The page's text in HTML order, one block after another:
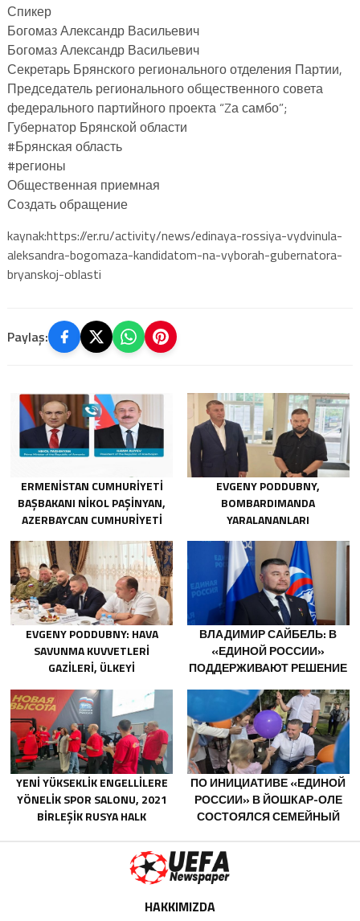
Спикер
Богомаз Александр Васильевич
Богомаз Александр Васильевич
Секретарь Брянского регионального отделения Партии,
Председатель регионального общественного совета
федерального партийного проекта “Zа самбо”;
Губернатор Брянской области
#Брянская область
#регионы
Общественная приемная
Создать обращение
kaynak:https://er.ru/activity/news/edinaya-rossiya-vydvinula-
aleksandra-bogomaza-kandidatom-na-vyborah-gubernatora-
bryanskoj-oblasti
Paylaş:
ERMENISTAN CUMHURIYETI
BAŞBAKANI NIKOL PAŞINYAN,
AZERBAYCAN CUMHURIYETI
ALIYEV’I ARADI
EVGENY PODDUBNY,
BOMBARDIMANDA
YARALANANLARI
CESARETLERINDEN DOLAYI
BELGOROD BÖLGESINDEKI
GÖNÜLLÜLERE TEŞEKKÜR ETTI
EVGENY PODDUBNY: HAVA
SAVUNMA KUVVETLERI
GAZILERI, ÜLKEYI
ВЛАДИМИР САЙБЕЛЬ: В
«ЕДИНОЙ РОССИИ»
ПОДДЕРЖИВАЮТ РЕШЕНИЕ
БЫВШИХ УЧАСТНИКОВ СВО
ПОЛУЧЕНИЕ
СОЦКОНТРАКТА
YENI YÜKSEKLIK ENGELLILERE
YÖNELIK SPOR SALONU, 2021
BIRLEŞIK RUSYA HALK
SARATOV’DA AÇILDI
ПО ИНИЦИАТИВЕ «ЕДИНОЙ
РОССИИ» В ЙОШКАР-ОЛЕ
СОСТОЯЛСЯ СЕМЕЙНЫЙ
HAKKIMIZDA